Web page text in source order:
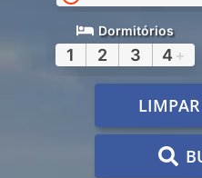
Dormitórios
1 2 3 4 +